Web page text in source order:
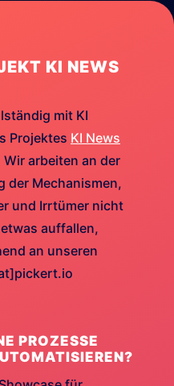
KI NEWS
mit KI
Projektes KI News
Wir arbeiten an der
der Mechanismen,
und Irrtümer nicht
auffallen,
an unseren
PROZESSE